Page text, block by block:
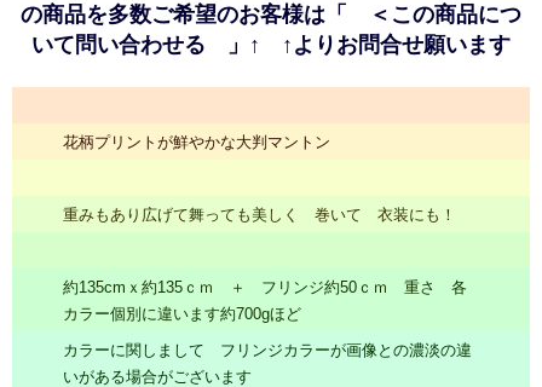
の商品を多数ご希望のお客様は「 ＜この商品につ
いて問い合わせる 」↑ ↑よりお問合せ願います
花柄プリントが鮮やかな大判マントン
重みもあり広げて舞っても美しく 巻いて 衣装にも！
約135cmｘ約135ｃｍ ＋ フリンジ約50ｃｍ 重さ 各
カラー個別に違います約700gほど
カラーに関しまして フリンジカラーが画像との濃淡の違
いがある場合がございます